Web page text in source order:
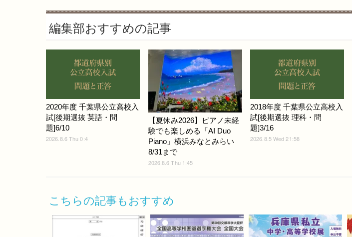
編集部おすすめの記事
2020年度 千葉県公立高校入
試[後期選抜 英語・問
題]6/10
2026.8.6 Thu 0:4
【夏休み2026】ピアノ未経
験でも楽しめる「AI Duo
Piano」横浜みなとみらい
8/31まで
2026.8.6 Thu 1:45
2018年度 千葉県公立高校入
試[後期選抜 理科・問
題]3/16
2026.8.5 Wed 21:58
こちらの記事もおすすめ